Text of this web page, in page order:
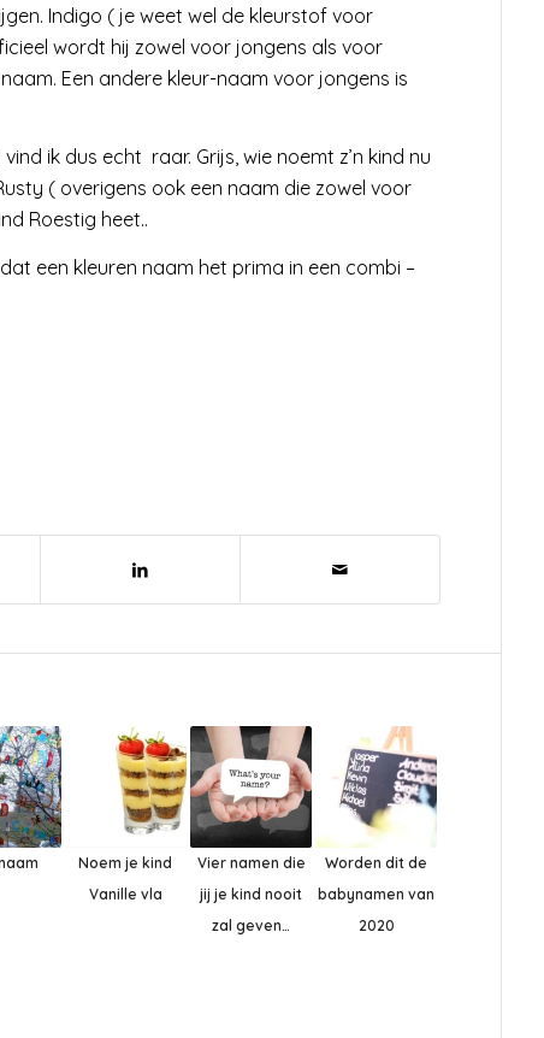
Indigo ( je weet wel de kleurstof voor
wordt hij zowel voor jongens als voor
Een andere kleur-naam voor jongens is
ik dus echt raar. Grijs, wie noemt z’n kind nu
( overigens ook een naam die zowel voor
Roestig heet..
een kleuren naam het prima in een combi –
Noem je kind
Vanille vla
Vier namen die
jij je kind nooit
zal geven…
Worden dit de
babynamen van
2020